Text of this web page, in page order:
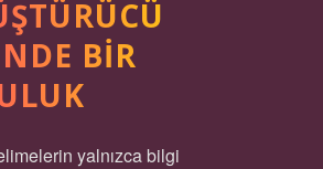
BIR
yalnızca bilgi